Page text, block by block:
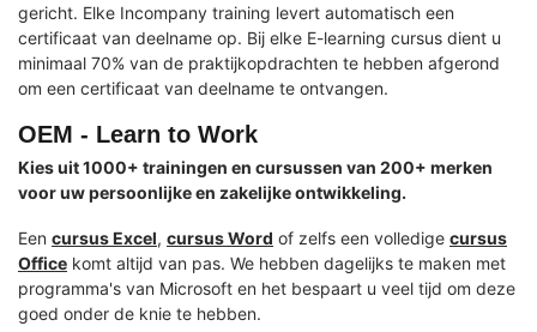
gericht. Elke Incompany training levert automatisch een
certificaat van deelname op. Bij elke E-learning cursus dient u
minimaal 70% van de praktijkopdrachten te hebben afgerond
om een certificaat van deelname te ontvangen.
OEM - Learn to Work
Kies uit 1000+ trainingen en cursussen van 200+ merken
voor uw persoonlijke en zakelijke ontwikkeling.
Een cursus Excel, cursus Word of zelfs een volledige cursus
Office komt altijd van pas. We hebben dagelijks te maken met
programma's van Microsoft en het bespaart u veel tijd om deze
goed onder de knie te hebben.